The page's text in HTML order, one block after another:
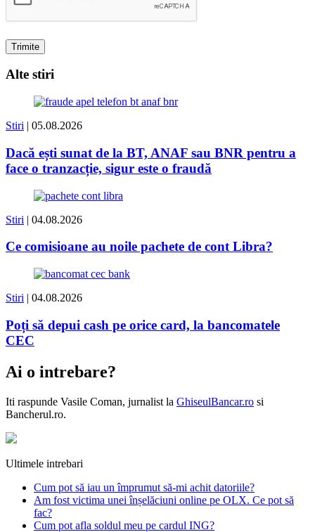
Alte stiri
Stiri | 05.08.2026
Dacă ești sunat de la BT, ANAF sau BNR pentru a
face o tranzacție, sigur este o fraudă
Stiri | 04.08.2026
Ce comisioane au noile pachete de cont Libra?
Stiri | 04.08.2026
Poți să depui cash pe orice card, la bancomatele
CEC
Ai o intrebare?
Iti raspunde Vasile Coman, jurnalist la GhiseulBancar.ro si
Bancherul.ro.
Ultimele intrebari
Cum pot să iau un împrumut să-mi achit datoriile?
Am fost victima unei înșelăciuni online pe OLX. Ce pot să
fac?
Cum pot afla soldul meu pe cardul ING?